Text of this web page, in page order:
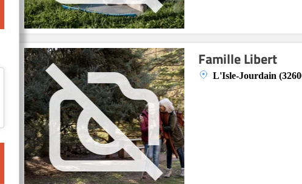
Famille Libert
L'Isle-Jourdain